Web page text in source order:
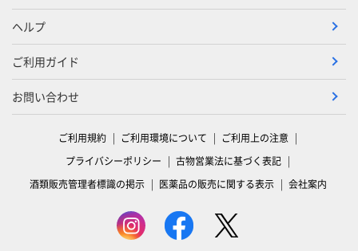
ヘルプ
ご利用ガイド
お問い合わせ
ご利用規約 ご利用環境について
ご利用上の注意
プライバシーポリシー
古物営業法に基づく表記
酒類販売管理者標識の掲示
医薬品の販売に関する表示 会社案内